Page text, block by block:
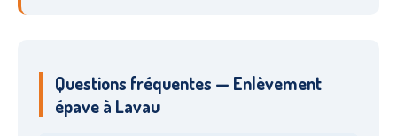
Questions fréquentes — Enlèvement
épave à Lavau